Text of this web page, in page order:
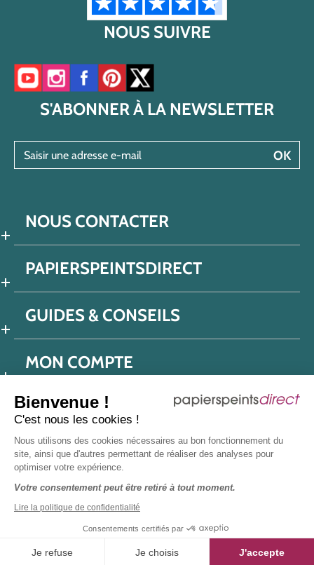
Bienvenue !
C'est nous les cookies !
Nous utilisons des cookies nécessaires au bon fonctionnement du
site, ainsi que d'autres permettant de réaliser des analyses pour
optimiser votre expérience.
Votre consentement peut être retiré à tout moment.
Lire la politique de confidentialité
Consentements certifiés par
Je refuse Je choisis J'accepte
NOUS SUIVRE
Accéder à notre chaîne YouTube
Accéder à notre compte Instagram
Accéder à notre page Facebook
Accéder à notre compte Pinterest
Accéder à notre compte Twitter/X
S'ABONNER À LA NEWSLETTER
OK
NOUS CONTACTER
PAPIERSPEINTSDIRECT
GUIDES & CONSEILS
MON COMPTE
Politique de confidentialité
Mentions légales
Protection données réseaux sociaux
Déclaration d'accessibilité